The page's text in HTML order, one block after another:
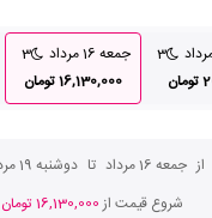
3
جمعه 16 مرداد
3
16,130,000 تومان
از جمعه 16 مرداد تا دوشنبه 19 مرداد
شروع قیمت از16,130,000 تومان